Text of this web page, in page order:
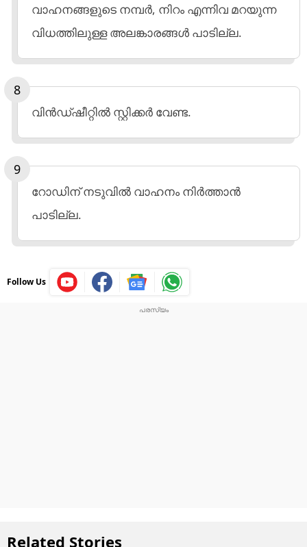
വാഹനങ്ങളുടെ നമ്പര്‍, നിറം എന്നിവ മറയുന്ന
വിധത്തിലുള്ള അലങ്കാരങ്ങള്‍ പാടില്ല.
വിന്‍ഡ്ഷീറ്റില്‍ സ്റ്റിക്കര്‍ വേണ്ട.
റോഡിന് നടുവില്‍ വാഹനം നിര്‍ത്താന്‍
പാടില്ല.
Follow Us
Related Stories